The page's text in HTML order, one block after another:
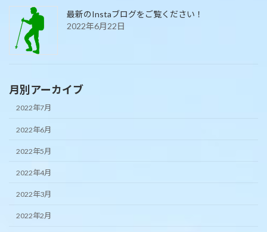
最新のInstaブログをご覧ください！
2022年6月22日
月別アーカイブ
2022年7月
2022年6月
2022年5月
2022年4月
2022年3月
2022年2月